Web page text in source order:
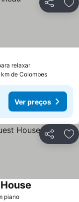
Partilhar
relaxar
de Colombes
Ver preços
Partilhar
piano